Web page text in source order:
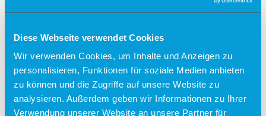
Diese Webseite verwendet Cookies
Wir verwenden Cookies, um Inhalte und Anzeigen zu
personalisieren, Funktionen für soziale Medien anbieten
zu können und die Zugriffe auf unsere Website zu
analysieren. Außerdem geben wir Informationen zu Ihrer
Verwendung unserer Website an unsere Partner für
Unternehmen
Stellenangebote
Zahlen, Daten und Fakten
Lärmschutz und Lärmmessung
Trainingsflüge
Presse
Partner
Werbung